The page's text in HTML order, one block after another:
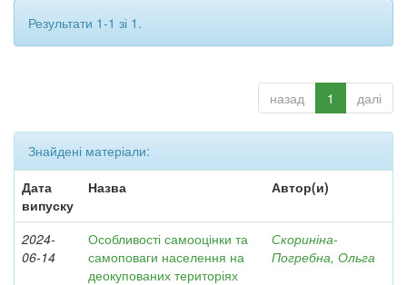
Результати 1-1 зі 1.
назад 1 далі
Знайдені матеріали:
Дата
випуску
Назва Автор(и)
2024-
06-14
Особливості самооцінки та
самоповаги населення на
деокупованих територіях
Скориніна-
Погребна, Ольга